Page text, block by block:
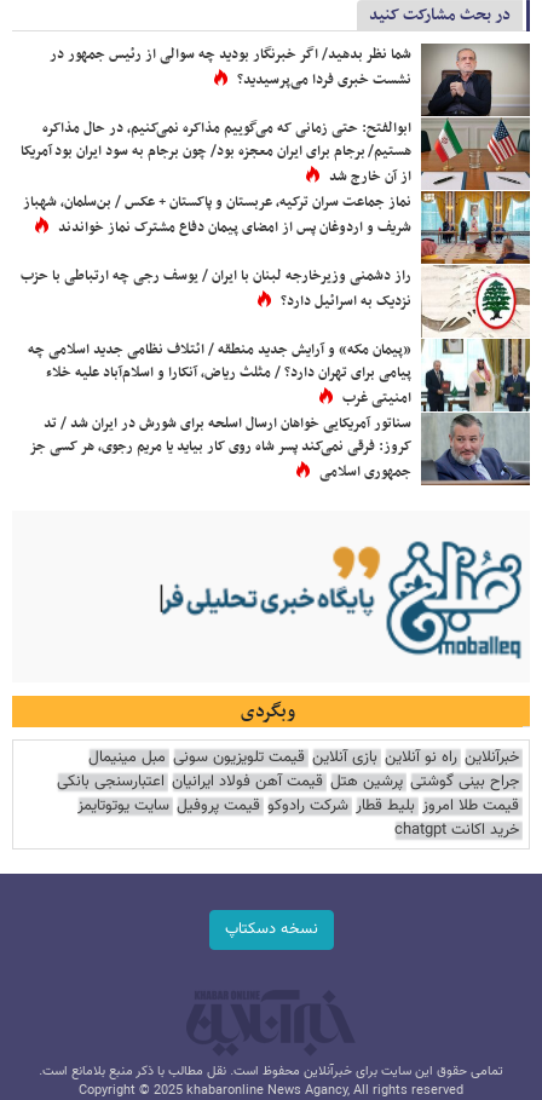
در بحث مشارکت کنید
شما نظر بدهید/ اگر خبرنگار بودید چه سوالی از رئیس جمهور در
نشست خبری فردا می‌پرسیدید؟
ابوالفتح: حتی زمانی که می‌گوییم مذاکره نمی‌کنیم، در حال مذاکره
هستیم/ برجام برای ایران معجزه بود/ چون برجام به سود ایران بود آمریکا
از آن خارج شد
نماز جماعت سران ترکیه، عربستان و پاکستان + عکس / بن‌سلمان، شهباز
شریف و اردوغان پس از امضای پیمان دفاع مشترک نماز خواندند
راز دشمنی وزیرخارجه لبنان با ایران / یوسف رجی چه ارتباطی با حزب
نزدیک به اسرائیل دارد؟
«پیمان مکه» و آرایش جدید منطقه / ائتلاف نظامی جدید اسلامی چه
پیامی برای تهران دارد؟ / مثلث ریاض، آنکارا و اسلام‌آباد علیه خلاء
امنیتی غرب
سناتور آمریکایی خواهان ارسال اسلحه برای شورش در ایران شد / تد
کروز: فرقی نمی‌کند پسر شاه روی کار بیاید یا مریم رجوی، هر کسی جز
جمهوری اسلامی
وبگردی
خبرآنلاین راه نو آنلاین بازی آنلاین قیمت تلویزیون سونی مبل مینیمال
جراح بینی گوشتی پرشین هتل قیمت آهن فولاد ایرانیان اعتبارسنجی بانکی
قیمت طلا امروز بلیط قطار شرکت رادوکو قیمت پروفیل سایت یوتوتایمز
خرید اکانت chatgpt
نسخه دسکتاپ
تمامی حقوق این سایت برای خبرآنلاین محفوظ است. نقل مطالب با ذکر منبع بلامانع است.
Copyright © 2025 khabaronline News Agancy, All rights reserved